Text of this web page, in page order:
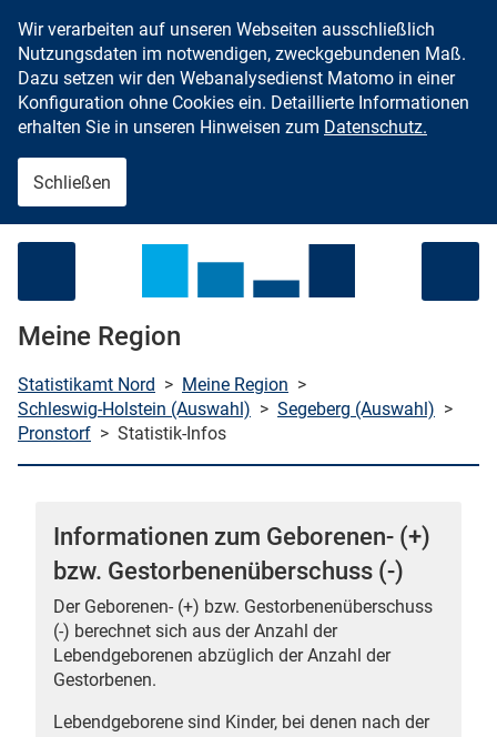
Zum Inhalt springen
Wir verarbeiten auf unseren Webseiten ausschließlich
Nutzungsdaten im notwendigen, zweckgebundenen Maß.
Dazu setzen wir den Webanalysedienst Matomo in einer
Konfiguration ohne Cookies ein. Detaillierte Informationen
erhalten Sie in unseren Hinweisen zum Datenschutz.
Schließen
Meine Region
Statistikamt Nord > Meine Region >
Schleswig-Holstein (Auswahl) > Segeberg (Auswahl) >
Pronstorf > Statistik-Infos
Informationen zum Geborenen- (+)
bzw. Gestorbenenüberschuss (-)
Der Geborenen- (+) bzw. Gestorbenenüberschuss
(-) berechnet sich aus der Anzahl der
Lebendgeborenen abzüglich der Anzahl der
Gestorbenen.
Lebendgeborene sind Kinder, bei denen nach der